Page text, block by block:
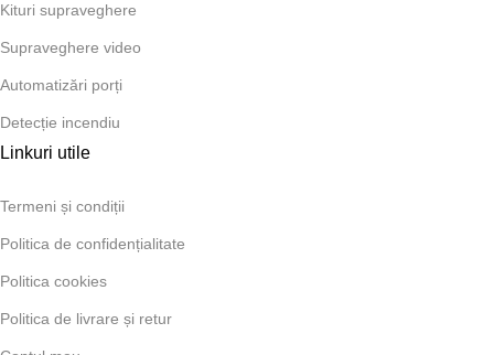
Kituri supraveghere
Supraveghere video
Automatizări porți
Detecție incendiu
Linkuri utile
Termeni și condiții
Politica de confidențialitate
Politica cookies
Politica de livrare și retur